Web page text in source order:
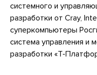
системного и
разработки от Cray,
суперкомпьютеры
система управления и
разработки «Т-